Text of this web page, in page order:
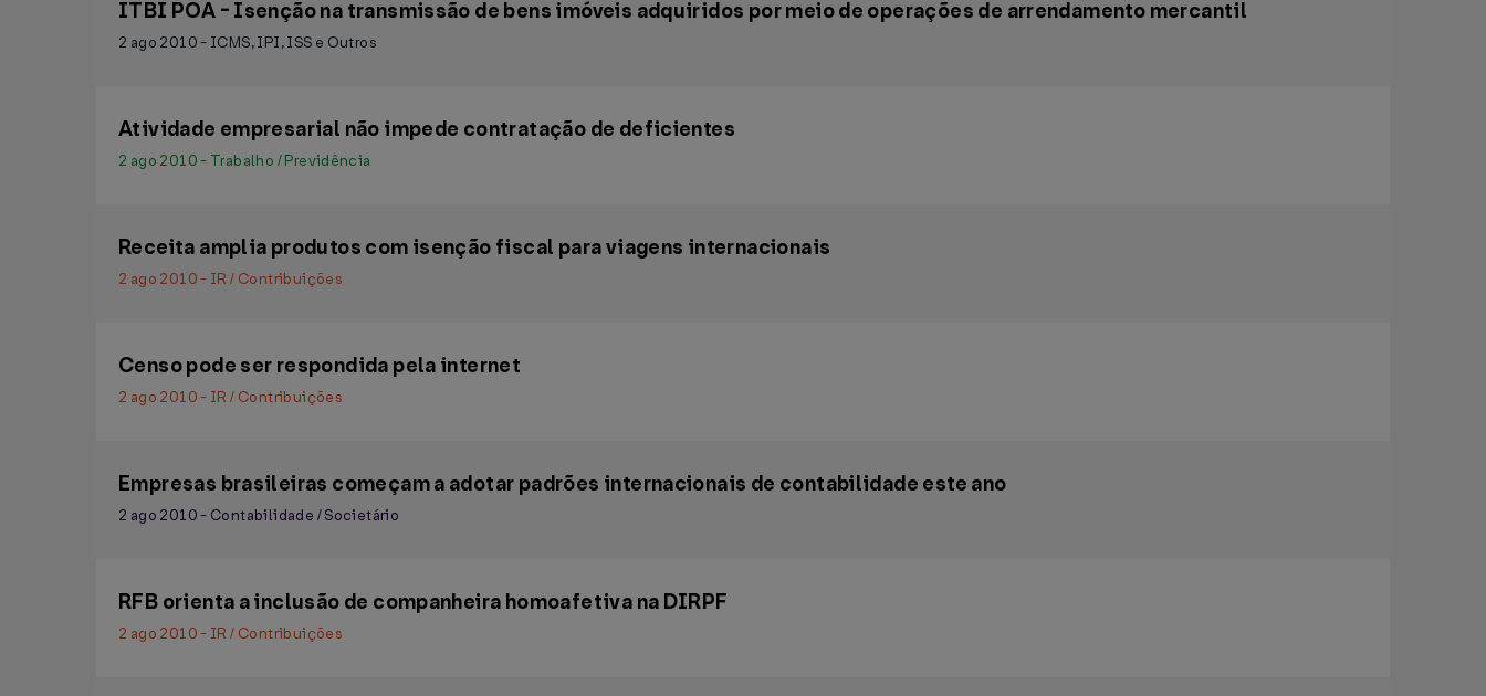
ITBI POA - Isenção na transmissão de bens imóveis adquiridos por meio de operações de arrendamento mercantil
2 ago 2010 - ICMS, IPI, ISS e Outros
Atividade empresarial não impede contratação de deficientes
2 ago 2010 - Trabalho / Previdência
Receita amplia produtos com isenção fiscal para viagens internacionais
2 ago 2010 - IR / Contribuições
Censo pode ser respondida pela internet
2 ago 2010 - IR / Contribuições
Empresas brasileiras começam a adotar padrões internacionais de contabilidade este ano
2 ago 2010 - Contabilidade / Societário
RFB orienta a inclusão de companheira homoafetiva na DIRPF
2 ago 2010 - IR / Contribuições